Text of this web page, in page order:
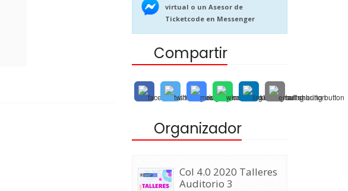
virtual o un Asesor de
Ticketcode en Messenger
Compartir
Organizador
Col 4.0 2020 Talleres
Auditorio 3